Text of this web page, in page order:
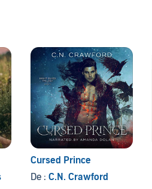
Cursed Prince
De : C.N. Crawford